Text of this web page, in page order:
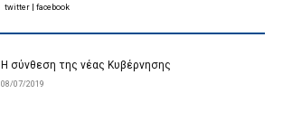
Η σύνθεση της νέας Κυβέρνησης
08/07/2019
twitter facebook